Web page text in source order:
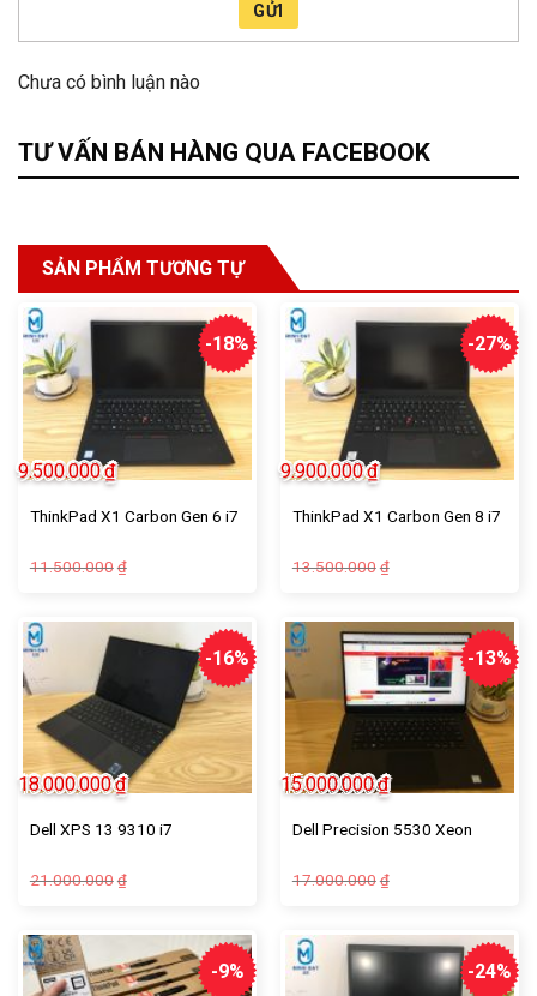
GỬI
Chưa có bình luận nào
TƯ VẤN BÁN HÀNG QUA FACEBOOK
SẢN PHẨM TƯƠNG TỰ
-18%
ThinkPad X1 Carbon Gen 6 i7
11.500.000 ₫
9.500.000₫
-27%
ThinkPad X1 Carbon Gen 8 i7
13.500.000 ₫
9.900.000₫
-16%
Dell XPS 13 9310 i7
21.000.000 ₫
18.000.000₫
-13%
Dell Precision 5530 Xeon
17.000.000 ₫
15.000.000₫
-9% -24%